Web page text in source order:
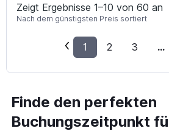
Zeigt Ergebnisse 1–10 von 60 an
Nach dem günstigsten Preis sortiert
1 2 3 ...
Finde den perfekten
Buchungszeitpunkt